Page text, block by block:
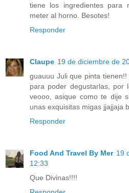
tiene los ingredientes para
meter al horno. Besotes!
Responder
Claupe 19 de diciembre de
guauuu Juli que pinta
para poder degustarlas, por
veooo, asique como te dije
unas exquisitas migas jjajjaja
Responder
Food And Travel By Mer 19
12:33
Que Divinas!!!!